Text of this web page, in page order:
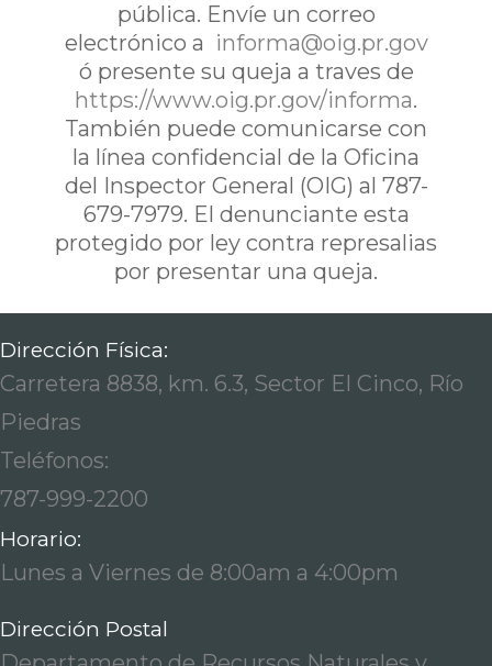
pública. Envíe un correo
electrónico a informa@oig.pr.gov
ó presente su queja a traves de
https://www.oig.pr.gov/informa.
También puede comunicarse con
la línea confidencial de la Oficina
del Inspector General (OIG) al 787-
679-7979. El denunciante esta
protegido por ley contra represalias
por presentar una queja.
Dirección Física:
Carretera 8838, km. 6.3, Sector El Cinco, Río
Piedras
Teléfonos:
787-999-2200
Horario:
Lunes a Viernes de 8:00am a 4:00pm
Dirección Postal